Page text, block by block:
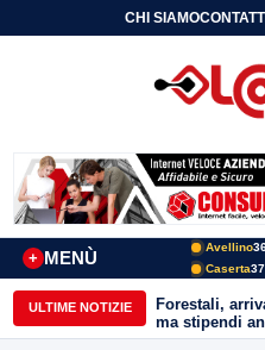
CHI SIAMO
MENÙ
+
Avellino
Caserta
ULTIME NOTIZIE
Forestali,
ma stipendi
più